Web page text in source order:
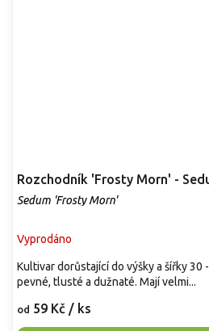
Rozchodník 'Frosty Morn' -
Sedum 'Frosty Morn'
Vyprodáno
od 59 Kč / ks
Kultivar dorůstající do výšky a šířky 30
pevné, tlusté a dužnaté. Mají velmi...